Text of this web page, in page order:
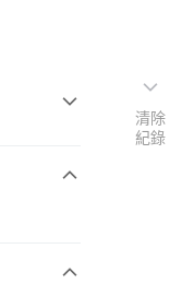
清除
紀錄